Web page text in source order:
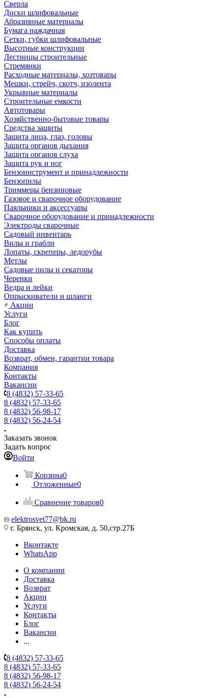
Сверла
Диски шлифовальные
Абразивные материалы
Бумага наждачная
Сетки, губки шлифовальные
Высотные конструкции
Лестницы строительные
Стремянки
Расходные материалы, хозтовары
Мешки, стрейч, скотч, изолента
Укрывные материалы
Строительные емкости
Автотовары
Хозяйственно-бытовые товары
Средства защиты
Защита лица, глаз, головы
Защита органов дыхания
Защита органов слуха
Защита рук и ног
Бензоинструмент и принадлежности
Бензопилы
Триммеры бензиновые
Газовое и сварочное оборудование
Паяльники и аксессуары
Сварочное оборудование и принадлежности
Электроды сварочные
Садовый инвентарь
Вилы и грабли
Лопаты, скреперы, ледорубы
Метлы
Садовые пилы и секаторы
Черенки
Ведра и лейки
Опрыскиватели и шланги
Акции
Услуги
Блог
Как купить
Способы оплаты
Доставка
Возврат, обмен, гарантии товара
Компания
Контакты
Вакансии
8 (4832) 57-33-65
8 (4832) 57-33-65
8 (4832) 56-98-17
8 (4832) 56-24-54
Заказать звонок
Задать вопрос
Войти
Корзина0
Отложенные0
Сравнение товаров0
elektrosvet77@bk.ru
г. Брянск, ул. Кромская, д. 50,стр.27Б
Вконтакте
WhatsApp
О компании
Доставка
Возврат
Акции
Услуги
Контакты
Блог
Вакансии
...
8 (4832) 57-33-65
8 (4832) 57-33-65
8 (4832) 56-98-17
8 (4832) 56-24-54